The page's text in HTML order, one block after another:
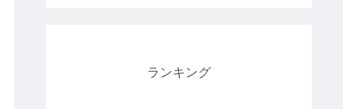
ランキング